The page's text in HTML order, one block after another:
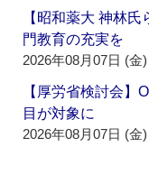
【昭和薬大 神林
門教育の充実を
2026年08月07日 (金)
【厚労省検討会】
目が対象に
2026年08月07日 (金)